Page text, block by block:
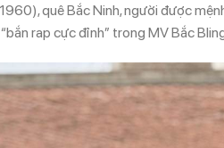
quê Bắc Ninh, người được
rap cực đỉnh” trong MV Bắc